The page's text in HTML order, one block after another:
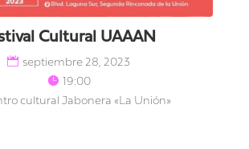
Cultural UAAAN
septiembre 28, 2023
19:00
cultural Jabonera «La Unión»